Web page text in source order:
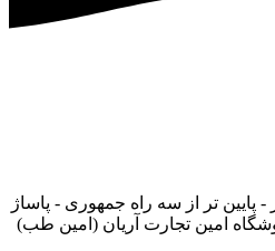
پایین تر از سه راه جمهوری - پاساژ